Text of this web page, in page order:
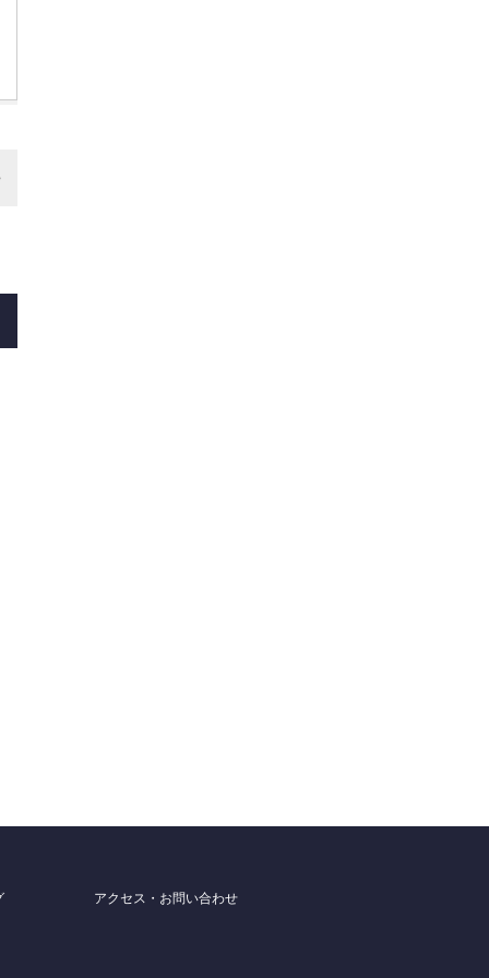
アクセス・お問い合わせ